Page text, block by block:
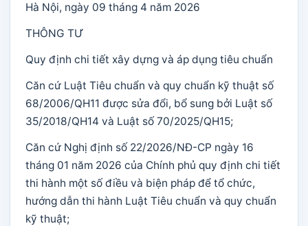
Hà Nội, ngày 09 tháng 4 năm 2026
THÔNG TƯ
Quy định chi tiết xây dựng và áp dụng tiêu chuẩn
Căn cứ Luật Tiêu chuẩn và quy chuẩn kỹ thuật số
68/2006/QH11 được sửa đổi, bổ sung bởi Luật số
35/2018/QH14 và Luật số 70/2025/QH15;
Căn cứ Nghị định số 22/2026/NĐ-CP ngày 16
tháng 01 năm 2026 của Chính phủ quy định chi tiết
thi hành một số điều và biện pháp để tổ chức,
hướng dẫn thi hành Luật Tiêu chuẩn và quy chuẩn
kỹ thuật;